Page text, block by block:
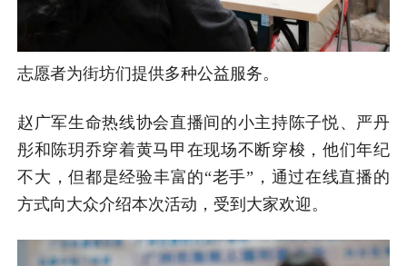
志愿者为街坊们提供多种公益服务。
赵广军生命热线协会直播间的小主持陈子悦、严丹
彤和陈玥乔穿着黄马甲在现场不断穿梭，他们年纪
不大，但都是经验丰富的“老手”，通过在线直播的
方式向大众介绍本次活动，受到大家欢迎。